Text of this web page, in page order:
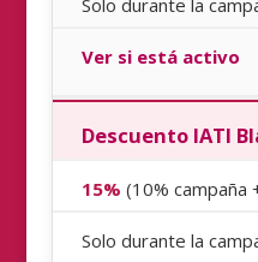
Ver si está activo
Descuento IATI
15% (10% campaña
Solo durante la